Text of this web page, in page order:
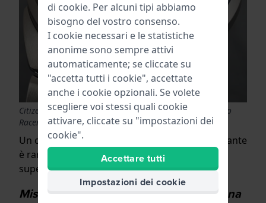
Citizen AV0070-57L Promaster Tsuno Flyback Cronografo
Racer
Un cronografo con secondi saltanti o rattrappante
è raro e si trova generalmente nel segmento
superiore degli orologi svizzeri.
Misurare la distanza e la velocità con una
di cookie. Per alcuni tipi abbiamo
bisogno del vostro consenso.
I cookie necessari e le statistiche
anonime sono sempre attivi
automaticamente; se cliccate su
"accetta tutti i cookie", accettate
anche i cookie opzionali. Se volete
scegliere voi stessi quali cookie
attivare, cliccate su "impostazioni dei
cookie".
Accettare tutti
Impostazioni dei cookie